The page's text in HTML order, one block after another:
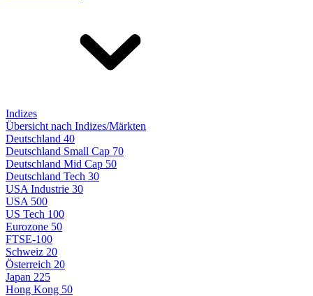
Indizes
Übersicht nach Indizes/Märkten
Deutschland 40
Deutschland Small Cap 70
Deutschland Mid Cap 50
Deutschland Tech 30
USA Industrie 30
USA 500
US Tech 100
Eurozone 50
FTSE-100
Schweiz 20
Österreich 20
Japan 225
Hong Kong 50